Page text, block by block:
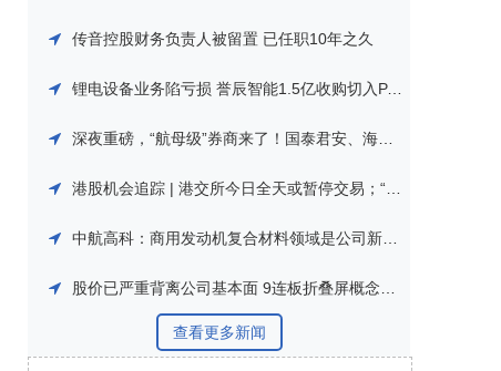
传音控股财务负责人被留置 已任职10年之久
锂电设备业务陷亏损 誉辰智能1.5亿收购切入PACK环节
深夜重磅，“航母级”券商来了！国泰君安、海通证券合并重组
港股机会追踪 | 港交所今日全天或暂停交易；“航母级”券商来了！国泰君安、海通证券合并重组
中航高科：商用发动机复合材料领域是公司新的业务增长点|直击业绩会
股价已严重背离公司基本面 9连板折叠屏概念牛股披露风险提示公告|盘后公告集锦
查看更多新闻